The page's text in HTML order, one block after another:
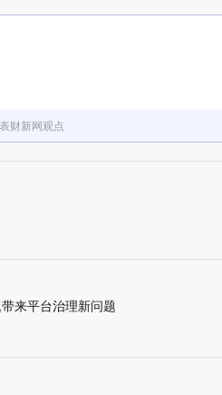
财新网观点
来平台治理新问题